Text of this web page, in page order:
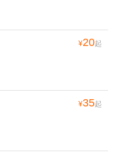
¥20起
¥35起